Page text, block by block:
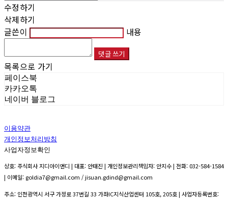
수정하기
삭제하기
글쓴이
내용
댓글 쓰기
목록으로 가기
페이스북
카카오톡
네이버 블로그
이용약관
개인정보처리방침
사업자정보확인
상호: 주식회사 지디아이앤디 | 대표: 안태진 | 개인정보관리책임자: 안지수 | 전화: 032-584-1584
| 이메일: goldia7@gmail.com / jisuan.gdind@gmail.com
주소: 인천광역시 서구 가정로 37번길 33 가좌IC지식산업센터 105호, 205호 | 사업자등록번호: